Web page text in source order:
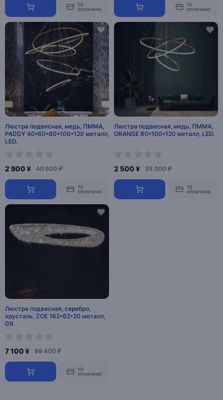
10
оплачено
10
оплачено
Люстра подвесная, медь, ПММА,
PADDY 40*60*80*100*120 металл,
LED.
2 900 ¥ 40 600 ₽
10
оплачено
Люстра подвесная, медь, ПММА,
ORANGE 80*100*120 металл, LED.
2 500 ¥ 35 000 ₽
10
оплачено
Люстра подвесная, серебро,
хрусталь, ZOE 162*62*20 металл,
G9.
7 100 ¥ 99 400 ₽
10
оплачено